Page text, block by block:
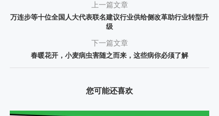
上一篇文章
万连步等十位全国人大代表联名建议行业供给侧改革助行业转型升
级
下一篇文章
春暖花开，小麦病虫害随之而来，这些病你必须了解
您可能还喜欢